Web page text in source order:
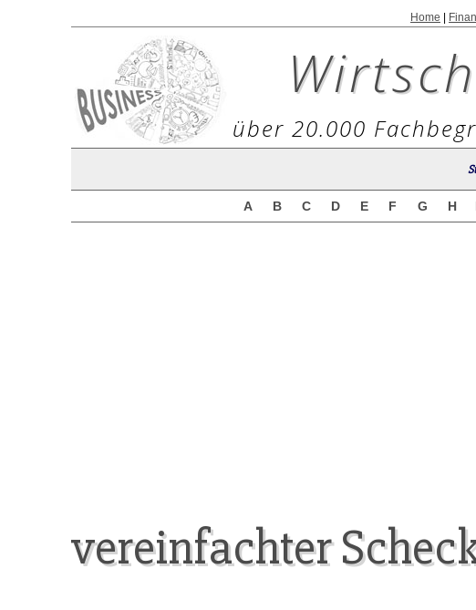
Home
über 20.000
A B C D E F G H
vereinfachter